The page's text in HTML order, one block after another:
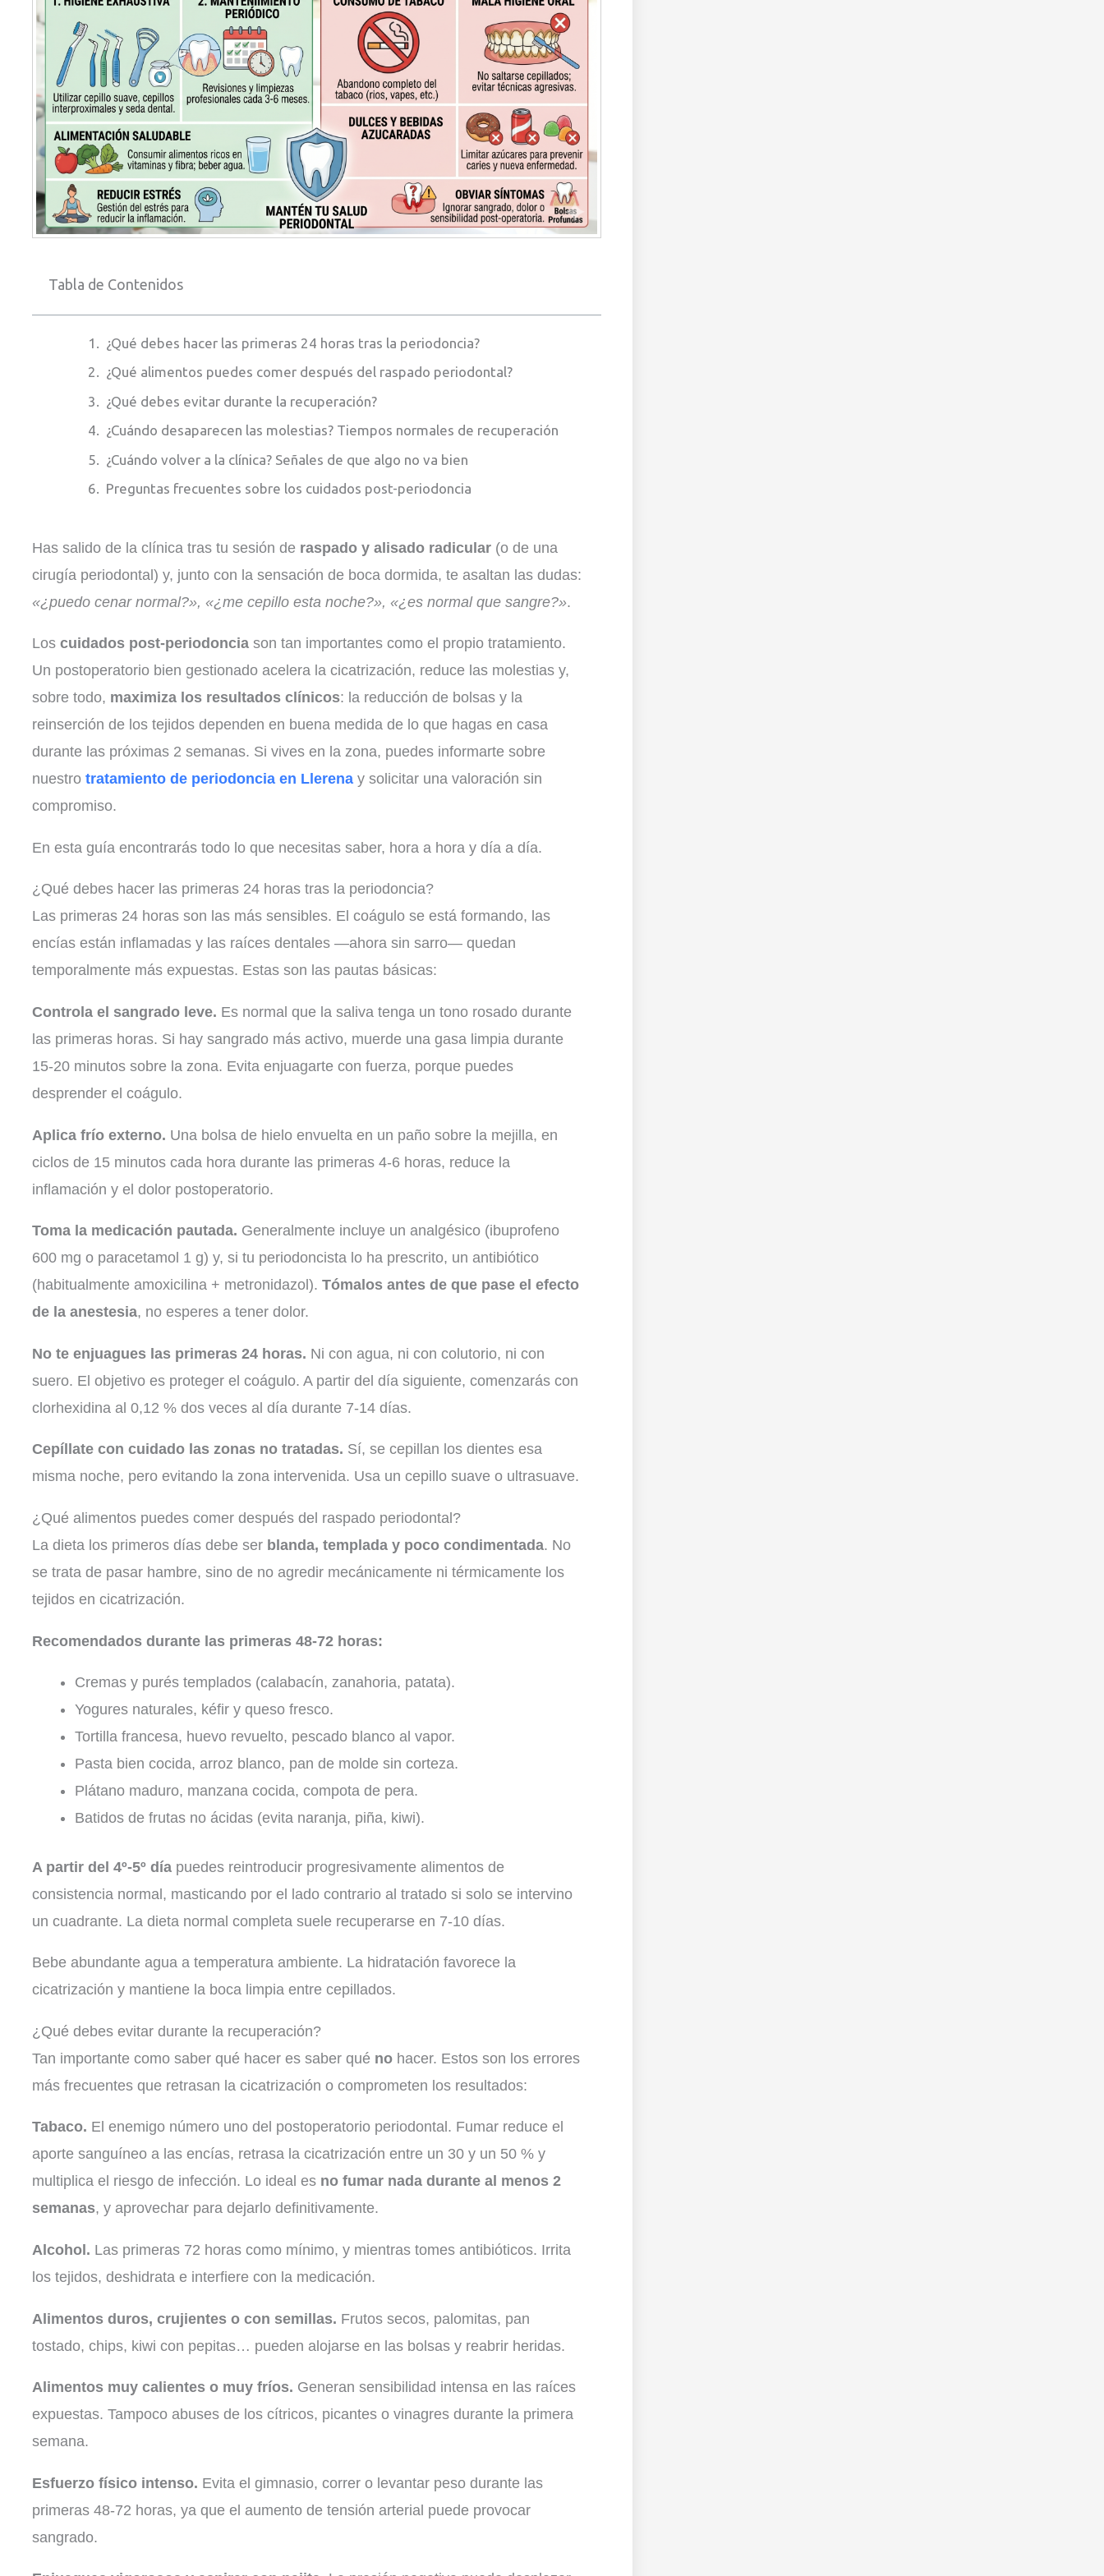
Tabla de Contenidos
¿Qué debes hacer las primeras 24 horas tras la periodoncia?
¿Qué alimentos puedes comer después del raspado periodontal?
¿Qué debes evitar durante la recuperación?
¿Cuándo desaparecen las molestias? Tiempos normales de recuperación
¿Cuándo volver a la clínica? Señales de que algo no va bien
Preguntas frecuentes sobre los cuidados post-periodoncia
Has salido de la clínica tras tu sesión de raspado y alisado radicular(o de una
cirugía periodontal) y, junto con la sensación de boca dormida, te asaltan las dudas:
«¿puedo cenar normal?», «¿me cepillo esta noche?», «¿es normal que sangre?».
Los cuidados post-periodonciason tan importantes como el propio tratamiento.
Un postoperatorio bien gestionado acelera la cicatrización, reduce las molestias y,
sobre todo, maximiza los resultados clínicos: la reducción de bolsas y la
reinserción de los tejidos dependen en buena medida de lo que hagas en casa
durante las próximas 2 semanas. Si vives en la zona, puedes informarte sobre
nuestro tratamiento de periodoncia en Llerenay solicitar una valoración sin
compromiso.
En esta guía encontrarás todo lo que necesitas saber, hora a hora y día a día.
¿Qué debes hacer las primeras 24 horas tras la periodoncia?
Las primeras 24 horas son las más sensibles. El coágulo se está formando, las
encías están inflamadas y las raíces dentales —ahora sin sarro— quedan
temporalmente más expuestas. Estas son las pautas básicas:
Controla el sangrado leve. Es normal que la saliva tenga un tono rosado durante
las primeras horas. Si hay sangrado más activo, muerde una gasa limpia durante
15-20 minutos sobre la zona. Evita enjuagarte con fuerza, porque puedes
desprender el coágulo.
Aplica frío externo. Una bolsa de hielo envuelta en un paño sobre la mejilla, en
ciclos de 15 minutos cada hora durante las primeras 4-6 horas, reduce la
inflamación y el dolor postoperatorio.
Toma la medicación pautada. Generalmente incluye un analgésico (ibuprofeno
600 mg o paracetamol 1 g) y, si tu periodoncista lo ha prescrito, un antibiótico
(habitualmente amoxicilina + metronidazol). Tómalos antes de que pase el efecto
de la anestesia, no esperes a tener dolor.
No te enjuagues las primeras 24 horas. Ni con agua, ni con colutorio, ni con
suero. El objetivo es proteger el coágulo. A partir del día siguiente, comenzarás con
clorhexidina al 0,12 % dos veces al día durante 7-14 días.
Cepíllate con cuidado las zonas no tratadas. Sí, se cepillan los dientes esa
misma noche, pero evitando la zona intervenida. Usa un cepillo suave o ultrasuave.
¿Qué alimentos puedes comer después del raspado periodontal?
La dieta los primeros días debe ser blanda, templada y poco condimentada. No
se trata de pasar hambre, sino de no agredir mecánicamente ni térmicamente los
tejidos en cicatrización.
Recomendados durante las primeras 48-72 horas:
Cremas y purés templados (calabacín, zanahoria, patata).
Yogures naturales, kéfir y queso fresco.
Tortilla francesa, huevo revuelto, pescado blanco al vapor.
Pasta bien cocida, arroz blanco, pan de molde sin corteza.
Plátano maduro, manzana cocida, compota de pera.
Batidos de frutas no ácidas (evita naranja, piña, kiwi).
A partir del 4º-5º díapuedes reintroducir progresivamente alimentos de
consistencia normal, masticando por el lado contrario al tratado si solo se intervino
un cuadrante. La dieta normal completa suele recuperarse en 7-10 días.
Bebe abundante agua a temperatura ambiente. La hidratación favorece la
cicatrización y mantiene la boca limpia entre cepillados.
¿Qué debes evitar durante la recuperación?
Tan importante como saber qué hacer es saber qué nohacer. Estos son los errores
más frecuentes que retrasan la cicatrización o comprometen los resultados:
Tabaco. El enemigo número uno del postoperatorio periodontal. Fumar reduce el
aporte sanguíneo a las encías, retrasa la cicatrización entre un 30 y un 50 % y
multiplica el riesgo de infección. Lo ideal es no fumar nada durante al menos 2
semanas, y aprovechar para dejarlo definitivamente.
Alcohol. Las primeras 72 horas como mínimo, y mientras tomes antibióticos. Irrita
los tejidos, deshidrata e interfiere con la medicación.
Alimentos duros, crujientes o con semillas. Frutos secos, palomitas, pan
tostado, chips, kiwi con pepitas… pueden alojarse en las bolsas y reabrir heridas.
Alimentos muy calientes o muy fríos. Generan sensibilidad intensa en las raíces
expuestas. Tampoco abuses de los cítricos, picantes o vinagres durante la primera
semana.
Esfuerzo físico intenso. Evita el gimnasio, correr o levantar peso durante las
primeras 48-72 horas, ya que el aumento de tensión arterial puede provocar
sangrado.